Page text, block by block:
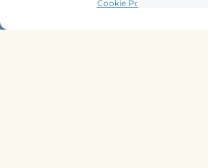
Cookie Policy